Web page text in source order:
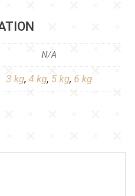
N/A
3 kg, 4 kg, 5 kg, 6 kg